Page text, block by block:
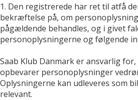
1. Den registrerede har ret til atfå
bekræftelse på, om
pågældende behandles, og i givet
personoplysningerne og følgende
Saab Klub Danmark er ansvarlig
opbevarer personoplysninger
Oplysningerne kan udleveres som
relevant.